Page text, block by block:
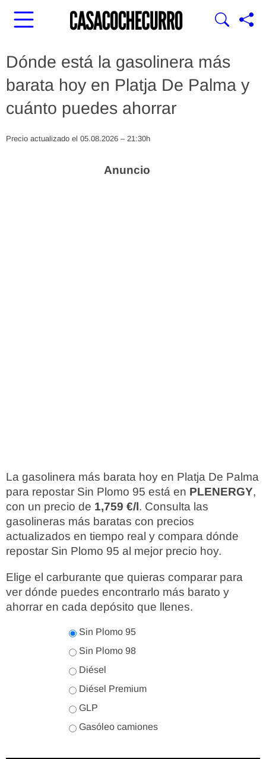
Dónde está la gasolinera más
barata hoy en Platja De Palma y
cuánto puedes ahorrar
Precio actualizado el 05.08.2026 – 21:30h
La gasolinera más barata hoy en Platja De Palma
para repostar Sin Plomo 95 está en PLENERGY,
con un precio de 1,759 €/l. Consulta las
gasolineras más baratas con precios
actualizados en tiempo real y compara dónde
repostar Sin Plomo 95 al mejor precio hoy.
Elige el carburante que quieras comparar para
ver dónde puedes encontrarlo más barato y
ahorrar en cada depósito que llenes.
Sin Plomo 95
Sin Plomo 98
Diésel
Diésel Premium
GLP
Gasóleo camiones